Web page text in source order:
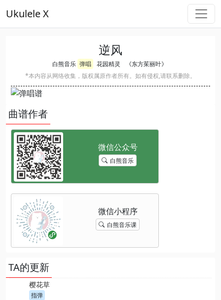
Ukulele X
逆风
白熊音乐 弹唱 花园精灵
《东方茱丽叶》
*本内容从网络收集，版权属原作者所有。如有侵权,请联系删除。
曲谱作者
白熊音乐
白熊音乐课
TA的更新
樱花草
指弹